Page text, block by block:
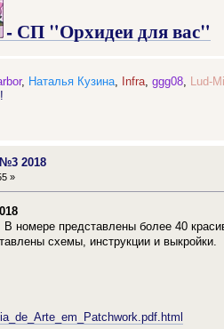
- СП "Орхидеи для вас"
, Наталья Кузина, Infra,ggg08, Lud-
2018
»
В номере представлены более 40
схемы, инструкции и выкройки.